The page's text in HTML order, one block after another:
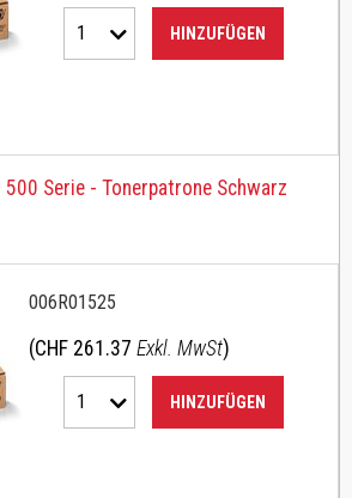
1 HINZUFÜGEN
Serie - Tonerpatrone Schwarz
006R01525
(CHF 261.37 Exkl. MwSt)
1 HINZUFÜGEN